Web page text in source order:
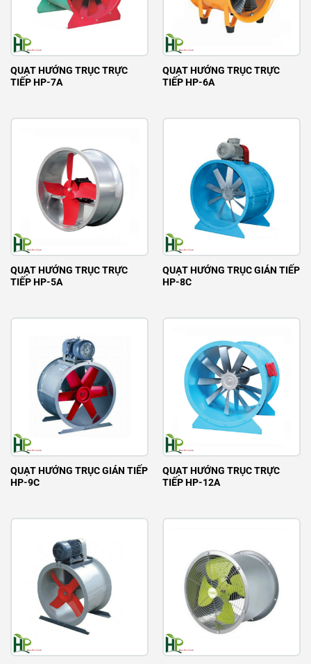
QUẠT HƯỚNG TRỤC TRỰC
TIẾP HP-7A
QUẠT HƯỚNG TRỤC TRỰC
TIẾP HP-6A
QUẠT HƯỚNG TRỤC TRỰC
TIẾP HP-5A
QUẠT HƯỚNG TRỤC GIÁN TIẾP
HP-8C
QUẠT HƯỚNG TRỤC GIÁN TIẾP
HP-9C
QUẠT HƯỚNG TRỤC TRỰC
TIẾP HP-12A